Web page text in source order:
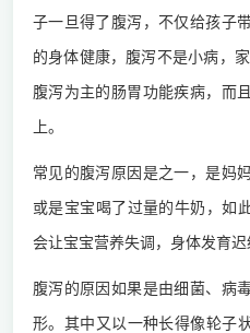
子一旦得了腹泻，不仅给孩子
的身体健康，腹泻不是小病，
腹泻为主的肠胃功能疾病，而
上。
常见的腹泻原因是之一，是妈
或是宝宝喝了过量的牛奶，如
会让宝宝营养失调，身体发育迟
腹泻的原因如果是由细菌、病
形。其中又以一种长得像轮子